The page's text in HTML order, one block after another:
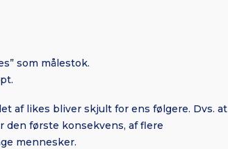
som målestok.
af likes bliver skjult for ens følgere. Dvs. at
den første konsekvens, af flere
mennesker.